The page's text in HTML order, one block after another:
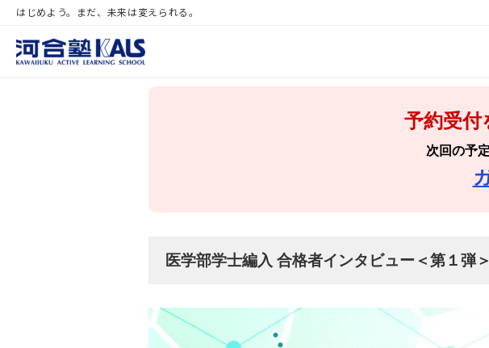
はじめよう。まだ、未来は変えられる。
予約受付
次回の予
医学部学士編入 合格者インタビュー＜第１弾